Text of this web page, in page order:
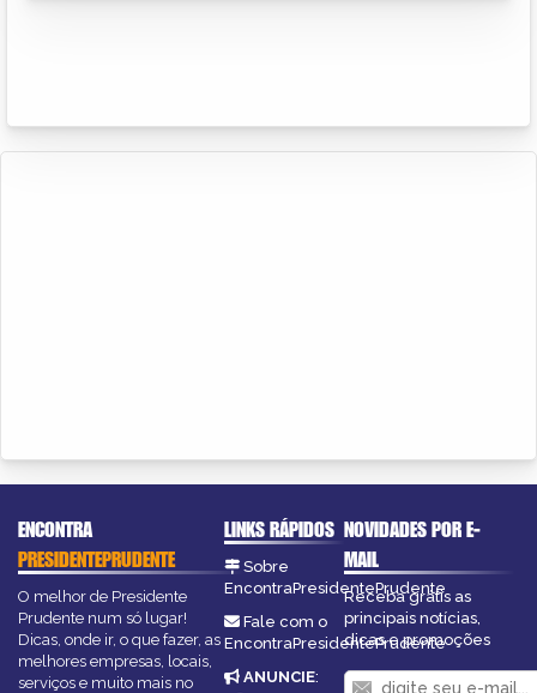
ENCONTRA
PRESIDENTEPRUDENTE
O melhor de Presidente
Prudente num só lugar!
Dicas, onde ir, o que fazer, as
melhores empresas, locais,
serviços e muito mais no
LINKS RÁPIDOS
Sobre
EncontraPresidentePrudente
Fale com o
EncontraPresidentePrudente
ANUNCIE:
NOVIDADES POR E-
MAIL
Receba grátis as
principais notícias,
dicas e promoções